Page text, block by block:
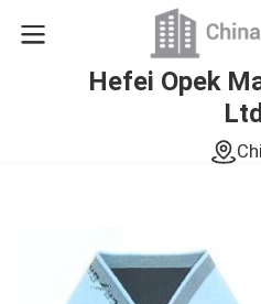
Hefei Opek